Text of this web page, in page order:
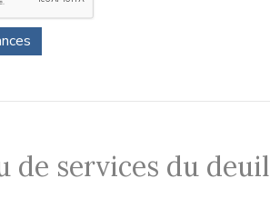
de services du deuil